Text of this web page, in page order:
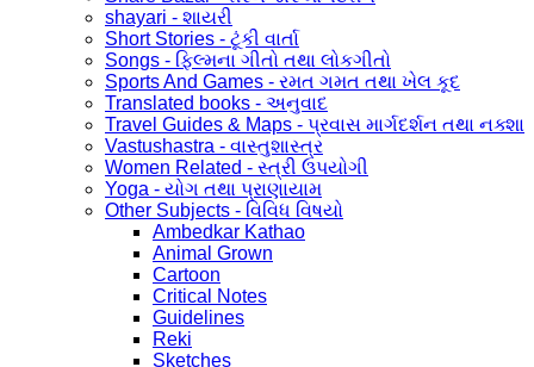
shayari - શાયરી
Short Stories - ટૂંકી વાર્તા
Songs - ફિલ્મના ગીતો તથા લોકગીતો
Sports And Games - રમત ગમત તથા ખેલ કૂદ
Translated books - અનુવાદ
Travel Guides & Maps - પ્રવાસ માર્ગદર્શન તથા નક્શા
Vastushastra - વાસ્તુશાસ્ત્ર
Women Related - સ્ત્રી ઉપયોગી
Yoga - યોગ તથા પ્રાણાયામ
Other Subjects - વિવિધ વિષયો
Ambedkar Kathao
Animal Grown
Cartoon
Critical Notes
Guidelines
Reki
Sketches